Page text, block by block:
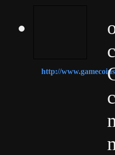
http://